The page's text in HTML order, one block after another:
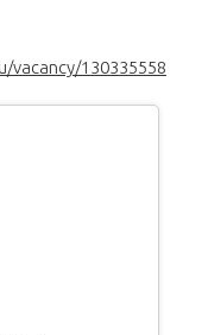
vacancy/130335558